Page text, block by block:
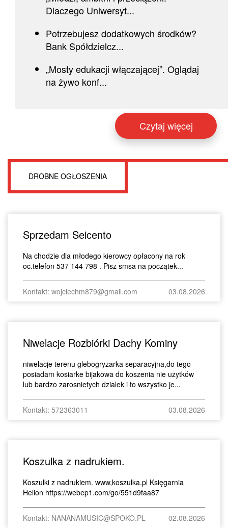
Dlaczego Uniwersyt...
Potrzebujesz dodatkowych środków?
Bank Spółdzielcz...
„Mosty edukacji włączającej”. Oglądaj
na żywo konf...
Czytaj więcej
DROBNE OGŁOSZENIA
Sprzedam Seicento
Na chodzie dla młodego kierowcy opłacony na rok
oc.telefon 537 144 798 . Pisz smsa na początek...
Kontakt: wojciechm879@gmail.com 03.08.2026
Niwelacje Rozbiórki Dachy Kominy
niwelacje terenu glebogryzarka separacyjna,do tego
posiadam kosiarke bijakowa do koszenia nie uzytków
lub bardzo zarosnietych dzialek i to wszystko je...
Kontakt: 572363011 03.08.2026
Koszulka z nadrukiem.
Koszulki z nadrukiem. www,koszulka.pl Księgarnia
Helion https://webep1.com/go/551d9faa87
Kontakt: NANANAMUSIC@SPOKO.PL 02.08.2026